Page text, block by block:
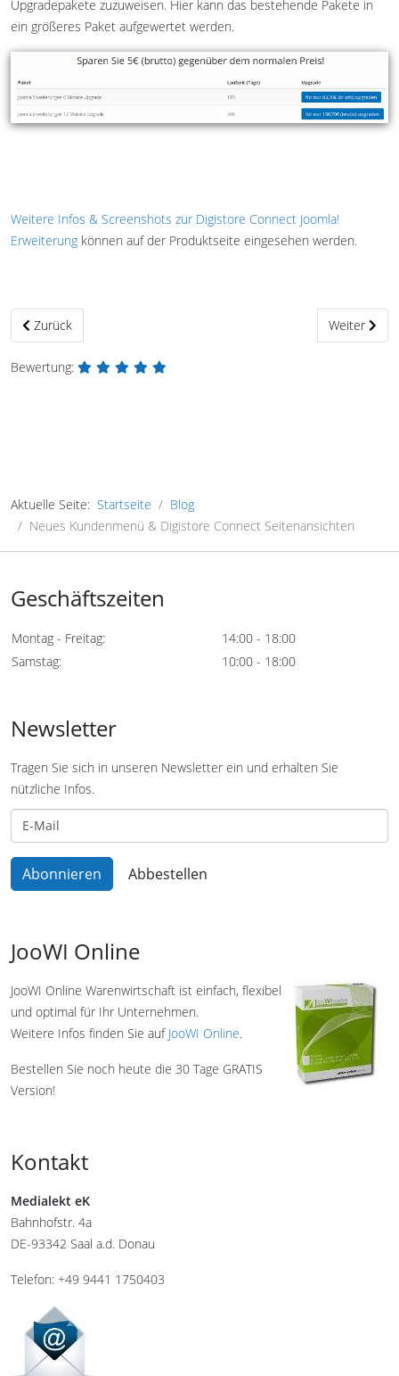
Upgradepakete zuzuweisen. Hier kann das bestehende Pakete in
ein größeres Paket aufgewertet werden.
Weitere Infos & Screenshots zur Digistore Connect Joomla!
Erweiterung können auf der Produktseite eingesehen werden.
Vorheriger Beitrag: Wichtiges Joomla! 3.6.4 Sicherheitsupdate
Zurück Nächster
Weiter
Bewertung:
Aktuelle Seite: Startseite
Blog
Neues Kundenmenü & Digistore Connect Seitenansichten
Geschäftszeiten
Montag - Freitag:
14:00 - 18:00
Samstag:
10:00 - 18:00
Newsletter
Tragen Sie sich in unseren Newsletter ein und erhalten Sie
nützliche Infos.
JooWI Online
JooWI Online Warenwirtschaft ist einfach, flexibel
und optimal für Ihr Unternehmen.
Weitere Infos finden Sie auf JooWI Online.
Bestellen Sie noch heute die 30 Tage GRATIS
Version!
Kontakt
Medialekt eK
Bahnhofstr. 4a
DE-93342 Saal a.d. Donau
Telefon: +49 9441 1750403